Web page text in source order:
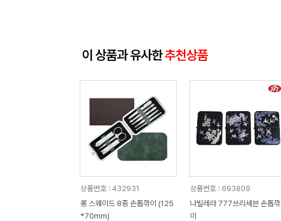
이 상품과 유사한추천상품
상품번호 : 432931
롱 스웨이드 8종 손톱깎이 (125
*70mm)
상품번호 : 693809
나빌레라 777쓰리세븐 손톱깎
이